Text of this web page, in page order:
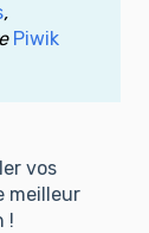
,
Piwik
vos
meilleur
!